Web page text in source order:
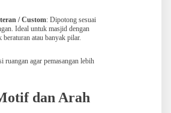
/ Custom: Dipotong sesuai
Ideal untuk masjid dengan
beraturan atau banyak pilar.
ruangan agar pemasangan lebih
dan Arah